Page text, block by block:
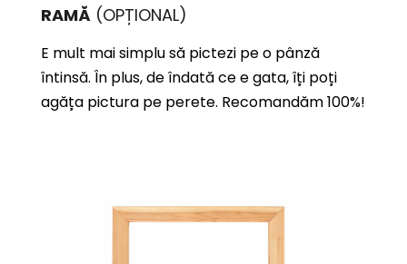
RAMĂ (OPȚIONAL)
E mult mai simplu să pictezi pe o pânză
întinsă. În plus, de îndată ce e gata, îți poți
agăța pictura pe perete. Recomandăm 100%!